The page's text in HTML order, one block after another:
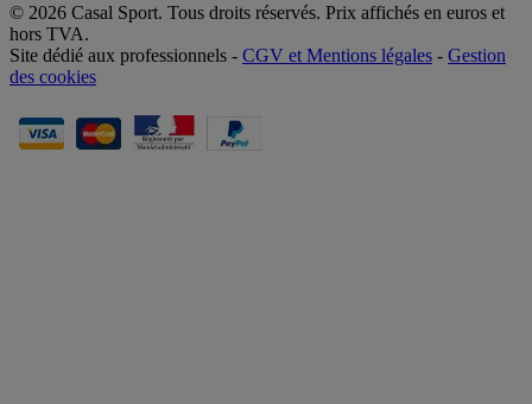
© 2026 Casal Sport. Tous droits réservés. Prix affichés en euros et
hors TVA.
Site dédié aux professionnels - CGV et Mentions légales - Gestion
des cookies